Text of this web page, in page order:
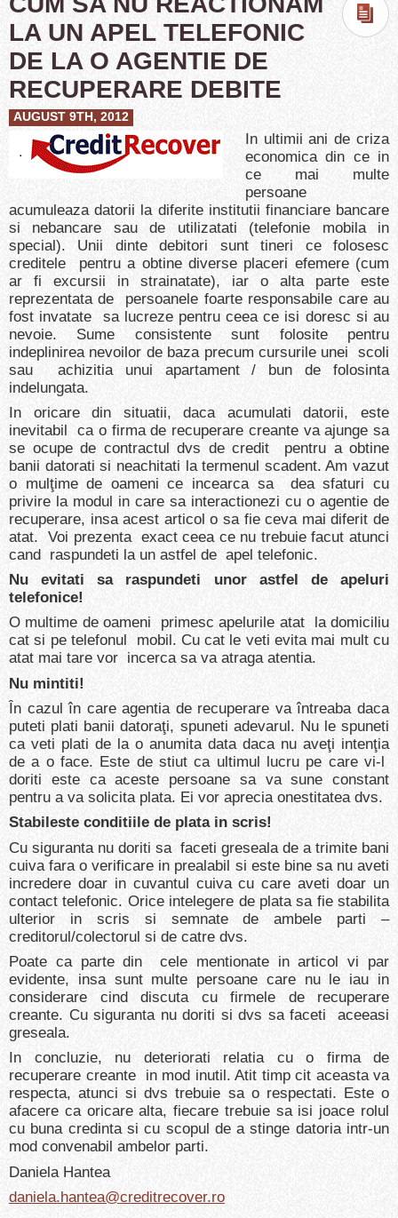
LA UN APEL TELEFONIC
DE LA O AGENTIE DE
RECUPERARE DEBITE
AUGUST 9TH, 2012
In ultimii ani de criza
economica din ce in
ce mai multe
persoane
acumuleaza datorii la diferite institutii financiare bancare
si nebancare sau de utilizatati (telefonie mobila in
special). Unii dinte debitori sunt tineri ce folosesc
creditele pentru a obtine diverse placeri efemere (cum
ar fi excursii in strainatate), iar o alta parte este
reprezentata de persoanele foarte responsabile care au
fost invatate sa lucreze pentru ceea ce isi doresc si au
nevoie. Sume consistente sunt folosite pentru
indeplinirea nevoilor de baza precum cursurile unei scoli
sau achizitia unui apartament / bun de folosinta
indelungata.
In oricare din situatii, daca acumulati datorii, este
inevitabil ca o firma de recuperare creante va ajunge sa
se ocupe de contractul dvs de credit pentru a obtine
banii datorati si neachitati la termenul scadent. Am vazut
o mulţime de oameni ce incearca sa dea sfaturi cu
privire la modul in care sa interactionezi cu o agentie de
recuperare, insa acest articol o sa fie ceva mai diferit de
atat. Voi prezenta exact ceea ce nu trebuie facut atunci
cand raspundeti la un astfel de apel telefonic.
Nu evitati sa raspundeti unor astfel de apeluri
telefonice!
O multime de oameni primesc apelurile atat la domiciliu
cat si pe telefonul mobil. Cu cat le veti evita mai mult cu
atat mai tare vor incerca sa va atraga atentia.
Nu mintiti!
În cazul în care agentia de recuperare va întreaba daca
puteti plati banii datoraţi, spuneti adevarul. Nu le spuneti
ca veti plati de la o anumita data daca nu aveţi intenţia
de a o face. Este de stiut ca ultimul lucru pe care vi-l
doriti este ca aceste persoane sa va sune constant
pentru a va solicita plata. Ei vor aprecia onestitatea dvs.
Stabileste conditiile de plata in scris!
Cu siguranta nu doriti sa faceti greseala de a trimite bani
cuiva fara o verificare in prealabil si este bine sa nu aveti
incredere doar in cuvantul cuiva cu care aveti doar un
contact telefonic. Orice intelegere de plata sa fie stabilita
ulterior in scris si semnate de ambele parti –
creditorul/colectorul si de catre dvs.
Poate ca parte din cele mentionate in articol vi par
evidente, insa sunt multe persoane care nu le iau in
considerare cind discuta cu firmele de recuperare
creante. Cu siguranta nu doriti si dvs sa faceti aceeasi
greseala.
In concluzie, nu deteriorati relatia cu o firma de
recuperare creante in mod inutil. Atit timp cit aceasta va
respecta, atunci si dvs trebuie sa o respectati. Este o
afacere ca oricare alta, fiecare trebuie sa isi joace rolul
cu buna credinta si cu scopul de a stinge datoria intr-un
mod convenabil ambelor parti.
Daniela Hantea
daniela.hantea@creditrecover.ro